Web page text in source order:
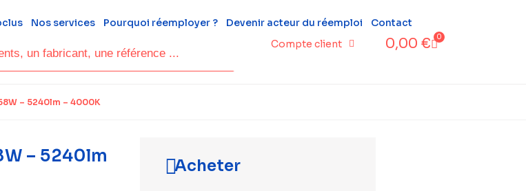
Nos services Pourquoi réemployer ? Devenir acteur du réemploi
Contact
Compte client 0,00 € 0
– 5240lm – 4000K
– 5240lm
Acheter